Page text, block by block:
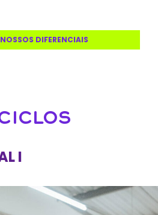
DIFERENCIAIS
I